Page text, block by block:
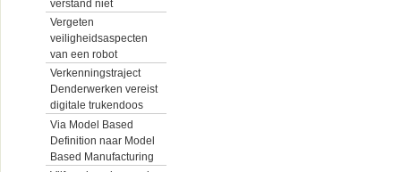
verstand niet
Vergeten
veiligheidsaspecten
van een robot
Verkenningstraject
Denderwerken vereist
digitale trukendoos
Via Model Based
Definition naar Model
Based Manufacturing